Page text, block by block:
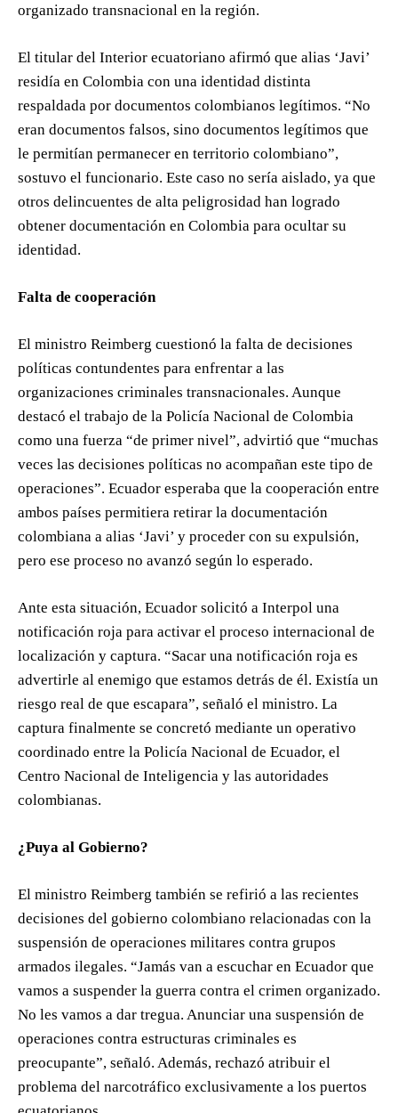
organizado transnacional en la región.
El titular del Interior ecuatoriano afirmó que alias ‘Javi’
residía en Colombia con una identidad distinta
respaldada por documentos colombianos legítimos. “No
eran documentos falsos, sino documentos legítimos que
le permitían permanecer en territorio colombiano”,
sostuvo el funcionario. Este caso no sería aislado, ya que
otros delincuentes de alta peligrosidad han logrado
obtener documentación en Colombia para ocultar su
identidad.
Falta de cooperación
El ministro Reimberg cuestionó la falta de decisiones
políticas contundentes para enfrentar a las
organizaciones criminales transnacionales. Aunque
destacó el trabajo de la Policía Nacional de Colombia
como una fuerza “de primer nivel”, advirtió que “muchas
veces las decisiones políticas no acompañan este tipo de
operaciones”. Ecuador esperaba que la cooperación entre
ambos países permitiera retirar la documentación
colombiana a alias ‘Javi’ y proceder con su expulsión,
pero ese proceso no avanzó según lo esperado.
Ante esta situación, Ecuador solicitó a Interpol una
notificación roja para activar el proceso internacional de
localización y captura. “Sacar una notificación roja es
advertirle al enemigo que estamos detrás de él. Existía un
riesgo real de que escapara”, señaló el ministro. La
captura finalmente se concretó mediante un operativo
coordinado entre la Policía Nacional de Ecuador, el
Centro Nacional de Inteligencia y las autoridades
colombianas.
¿Puya al Gobierno?
El ministro Reimberg también se refirió a las recientes
decisiones del gobierno colombiano relacionadas con la
suspensión de operaciones militares contra grupos
armados ilegales. “Jamás van a escuchar en Ecuador que
vamos a suspender la guerra contra el crimen organizado.
No les vamos a dar tregua. Anunciar una suspensión de
operaciones contra estructuras criminales es
preocupante”, señaló. Además, rechazó atribuir el
problema del narcotráfico exclusivamente a los puertos